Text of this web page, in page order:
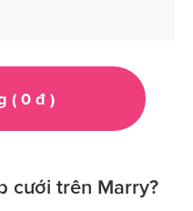
( 0đ )
cưới trên Marry?